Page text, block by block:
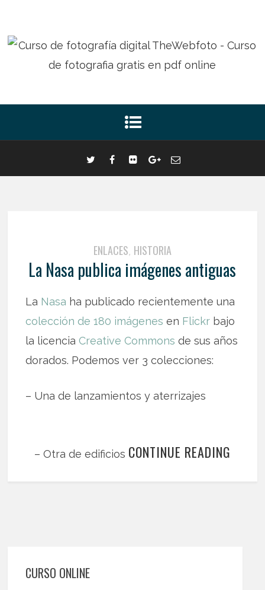
ENLACES, HISTORIA
La Nasa publica imágenes antiguas
La Nasa ha publicado recientemente una
colección de 180 imágenes en Flickr bajo
la licenciaCreative Commons de sus años
dorados. Podemos ver 3 colecciones:
– Una de lanzamientos y aterrizajes
– Otra de edificios CONTINUE READING
CURSO ONLINE